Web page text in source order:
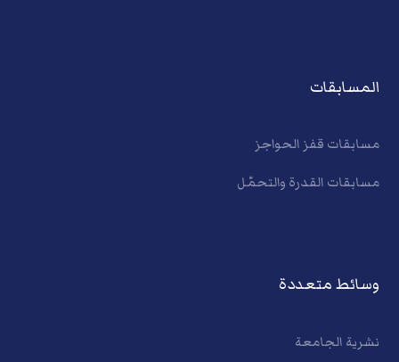
المسابقات
مسابقات قفز الحواجز
مسابقات القدرة والتحمّل
وسائط متعددة
نشرية الجامعة